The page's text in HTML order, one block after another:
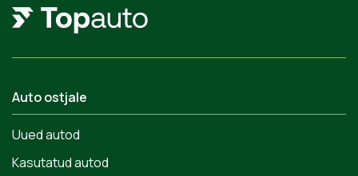
Auto ostjale
Uued autod
Kasutatud autod